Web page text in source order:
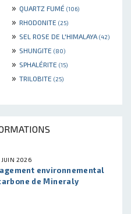
» QUARTZ FUMÉ (106)
» RHODONITE (25)
» SEL ROSE DE L'HIMALAYA (42)
» SHUNGITE (80)
» SPHALÉRITE (15)
» TRILOBITE (25)
JUIN 2026
environnemental
de Mineraly